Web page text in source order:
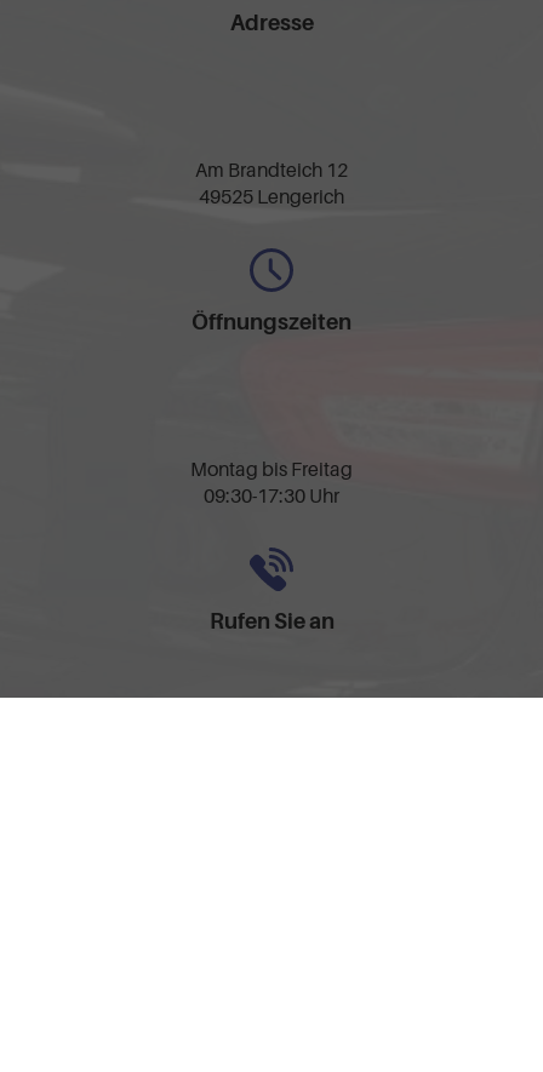
Adresse
Am Brandteich 12
49525 Lengerich
Öffnungszeiten
Montag bis Freitag
09:30-17:30 Uhr
Rufen Sie an